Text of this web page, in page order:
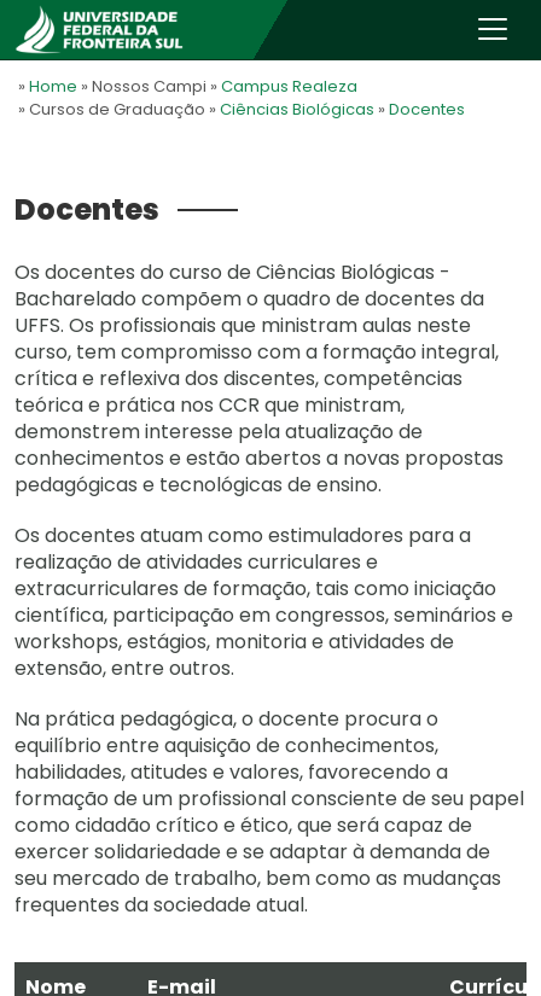
» Home » Nossos Campi » Campus Realeza
» Cursos de Graduação » Ciências Biológicas » Docentes
Docentes
Os docentes do curso de Ciências Biológicas -
Bacharelado compõem o quadro de docentes da
UFFS. Os profissionais que ministram aulas neste
curso, tem compromisso com a formação integral,
crítica e reflexiva dos discentes, competências
teórica e prática nos CCR que ministram,
demonstrem interesse pela atualização de
conhecimentos e estão abertos a novas propostas
pedagógicas e tecnológicas de ensino.
Os docentes atuam como estimuladores para a
realização de atividades curriculares e
extracurriculares de formação, tais como iniciação
científica, participação em congressos, seminários e
workshops, estágios, monitoria e atividades de
extensão, entre outros.
Na prática pedagógica, o docente procura o
equilíbrio entre aquisição de conhecimentos,
habilidades, atitudes e valores, favorecendo a
formação de um profissional consciente de seu papel
como cidadão crítico e ético, que será capaz de
exercer solidariedade e se adaptar à demanda de
seu mercado de trabalho, bem como as mudanças
frequentes da sociedade atual.
Nome E-mail